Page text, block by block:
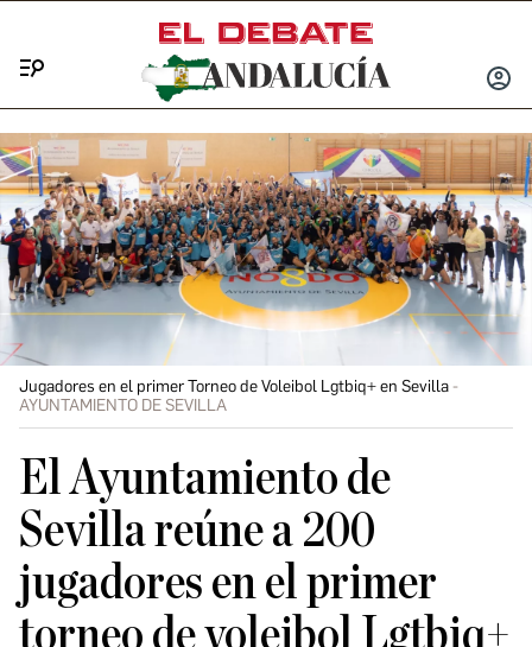
INICIAR
Jugadores en el primer Torneo de Voleibol Lgtbiq+ en Sevilla
AYUNTAMIENTO DE SEVILLA
El Ayuntamiento de
Sevilla reúne a 200
jugadores en el primer
torneo de voleibol Lgtbiq+